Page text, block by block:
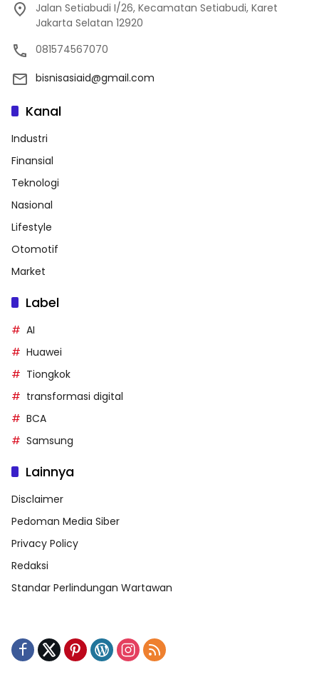
Jalan Setiabudi I/26, Kecamatan Setiabudi, Karet
Jakarta Selatan 12920
081574567070
bisnisasiaid@gmail.com
Kanal
Industri
Finansial
Teknologi
Nasional
Lifestyle
Otomotif
Market
Label
AI
Huawei
Tiongkok
transformasi digital
BCA
Samsung
Lainnya
Disclaimer
Pedoman Media Siber
Privacy Policy
Redaksi
Standar Perlindungan Wartawan